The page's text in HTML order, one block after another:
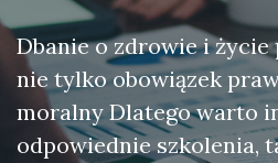
Dbanie o zdrowie i
nie tylko obowiązek
moralny Dlatego warto
odpowiednie szkolenia,